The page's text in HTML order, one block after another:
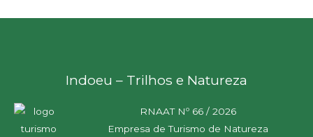
Indoeu – Trilhos e Natureza
RNAAT Nº 66 / 2026
Empresa de Turismo de Natureza